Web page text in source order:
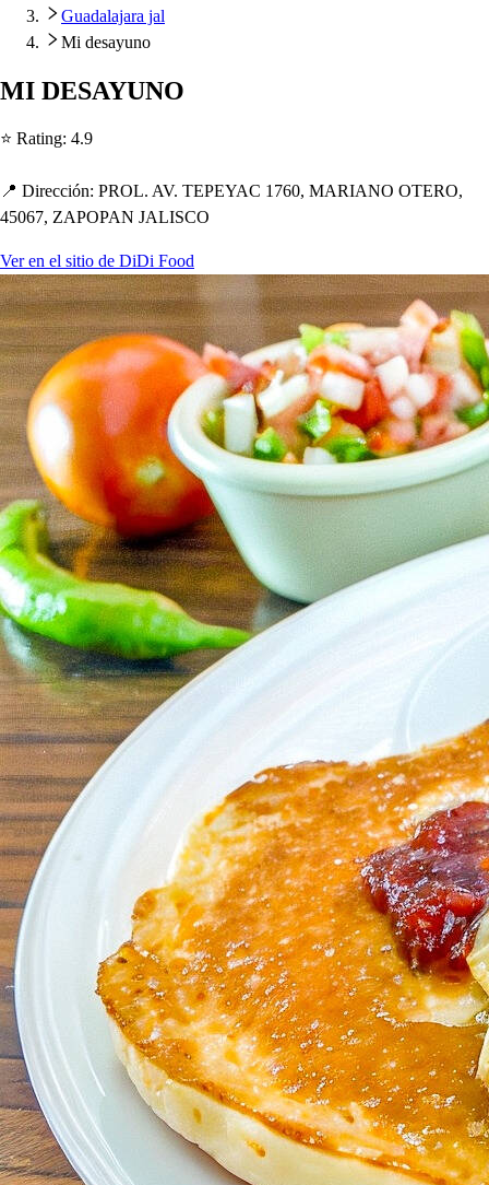
Guadalajara jal
Mi desayuno
MI DESAYUNO
⭐ Rating: 4.9
📍 Dirección: PROL. AV. TEPEYAC 1760, MARIANO OTERO,
45067, ZAPOPAN JALISCO
Ver en el sitio de DiDi Food